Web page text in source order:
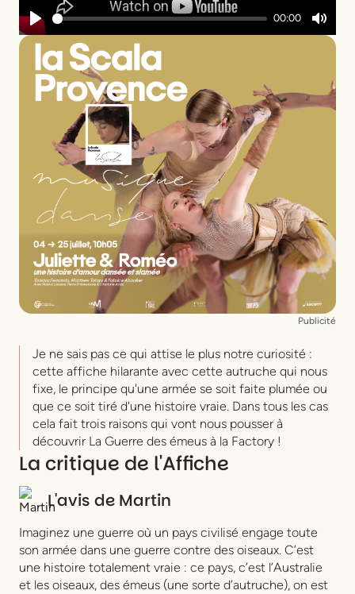
Play
00:00
Mute
Publicité
Je ne sais pas ce qui attise le plus notre curiosité :
cette affiche hilarante avec cette autruche qui nous
fixe, le principe qu'une armée se soit faite plumée ou
que ce soit tiré d'une histoire vraie. Dans tous les cas
cela fait trois raisons qui vont nous pousser à
découvrir La Guerre des émeus à la Factory !
La critique de l'Affiche
L'avis de Martin
Imaginez une guerre où un pays civilisé engage toute
son armée dans une guerre contre des oiseaux. C’est
une histoire totalement vraie : ce pays, c’est l’Australie
et les oiseaux, des émeus (une sorte d’autruche), on est